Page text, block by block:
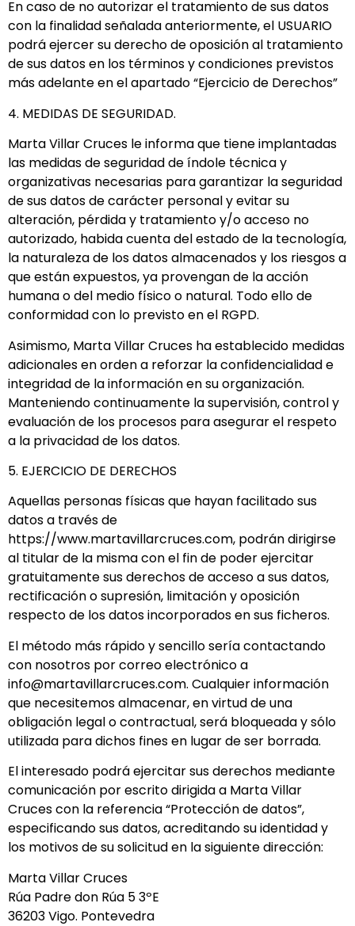
En caso de no autorizar el tratamiento de sus datos
con la finalidad señalada anteriormente, el USUARIO
podrá ejercer su derecho de oposición al tratamiento
de sus datos en los términos y condiciones previstos
más adelante en el apartado “Ejercicio de Derechos”
4. MEDIDAS DE SEGURIDAD.
Marta Villar Cruces le informa que tiene implantadas
las medidas de seguridad de índole técnica y
organizativas necesarias para garantizar la seguridad
de sus datos de carácter personal y evitar su
alteración, pérdida y tratamiento y/o acceso no
autorizado, habida cuenta del estado de la tecnología,
la naturaleza de los datos almacenados y los riesgos a
que están expuestos, ya provengan de la acción
humana o del medio físico o natural. Todo ello de
conformidad con lo previsto en el RGPD.
Asimismo, Marta Villar Cruces ha establecido medidas
adicionales en orden a reforzar la confidencialidad e
integridad de la información en su organización.
Manteniendo continuamente la supervisión, control y
evaluación de los procesos para asegurar el respeto
a la privacidad de los datos.
5. EJERCICIO DE DERECHOS
Aquellas personas físicas que hayan facilitado sus
datos a través de
https://www.martavillarcruces.com, podrán dirigirse
al titular de la misma con el fin de poder ejercitar
gratuitamente sus derechos de acceso a sus datos,
rectificación o supresión, limitación y oposición
respecto de los datos incorporados en sus ficheros.
El método más rápido y sencillo sería contactando
con nosotros por correo electrónico a
info@martavillarcruces.com. Cualquier información
que necesitemos almacenar, en virtud de una
obligación legal o contractual, será bloqueada y sólo
utilizada para dichos fines en lugar de ser borrada.
El interesado podrá ejercitar sus derechos mediante
comunicación por escrito dirigida a Marta Villar
Cruces con la referencia “Protección de datos”,
especificando sus datos, acreditando su identidad y
los motivos de su solicitud en la siguiente dirección:
Marta Villar Cruces
Rúa Padre don Rúa 5 3ºE
36203 Vigo. Pontevedra